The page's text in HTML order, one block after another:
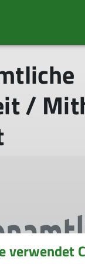
/
verwendet